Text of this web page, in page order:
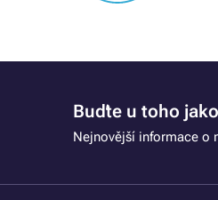
Buďte u toho
Nejnovější informace o